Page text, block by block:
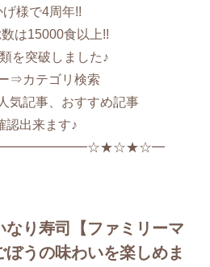
げ様で4周年!!
は15000食以上!!
を突破しました♪
⇒カテゴリ検索
気記事、おすすめ記事
認出来ます♪
り寿司【ファミリーマ
うの味わいを楽しめま